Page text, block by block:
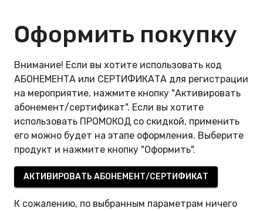
Оформить покупку
Внимание! Если вы хотите использовать код
АБОНЕМЕНТА или СЕРТИФИКАТА для регистрации
на мероприятие, нажмите кнопку "Активировать
абонемент/сертификат". Если вы хотите
использовать ПРОМОКОД со скидкой, применить
его можно будет на этапе оформления. Выберите
продукт и нажмите кнопку "Оформить".
АКТИВИРОВАТЬ АБОНЕМЕНТ/СЕРТИФИКАТ
К сожалению, по выбранным параметрам ничего